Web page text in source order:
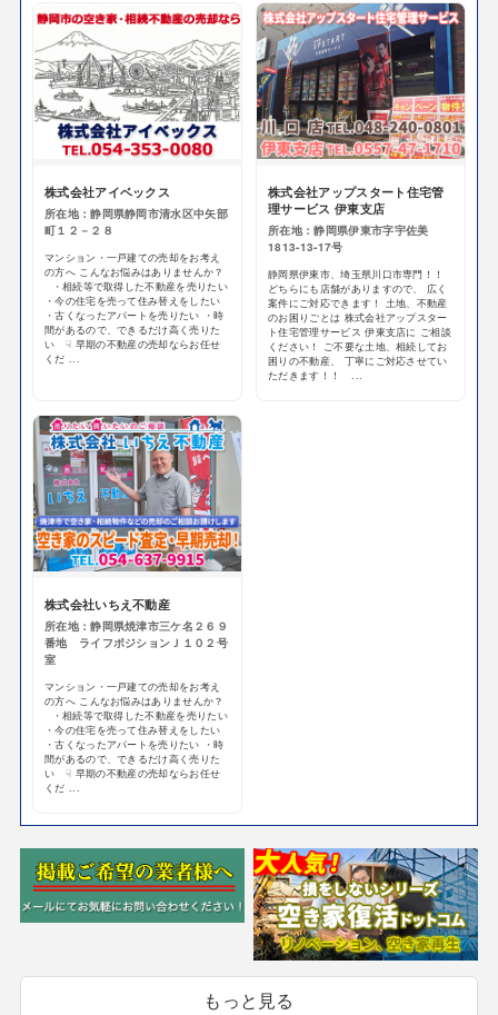
株式会社アイベックス
所在地：静岡県静岡市清水区中矢部
町１２－２８
マンション・一戸建ての売却をお考え
の方へ こんなお悩みはありませんか？
・相続等で取得した不動産を売りたい
・今の住宅を売って住み替えをしたい
・古くなったアパートを売りたい ・時
間があるので、できるだけ高く売りた
い ☟ 早期の不動産の売却ならお任せ
くだ ...
株式会社アップスタート住宅管
理サービス 伊東支店
所在地：静岡県伊東市字宇佐美
1813-13-17号
静岡県伊東市、埼玉県川口市専門！！
どちらにも店舗がありますので、 広く
案件にご対応できます！ 土地、不動産
のお困りごとは 株式会社アップスター
ト住宅管理サービス 伊東支店に ご相談
ください！ ご不要な土地、相続してお
困りの不動産、 丁寧にご対応させてい
ただきます！！ ...
株式会社いちえ不動産
所在地：静岡県焼津市三ケ名２６９
番地 ライフポジションＪ１０２号
室
マンション・一戸建ての売却をお考え
の方へ こんなお悩みはありませんか？
・相続等で取得した不動産を売りたい
・今の住宅を売って住み替えをしたい
・古くなったアパートを売りたい ・時
間があるので、できるだけ高く売りた
い ☟ 早期の不動産の売却ならお任せ
くだ ...
もっと見る